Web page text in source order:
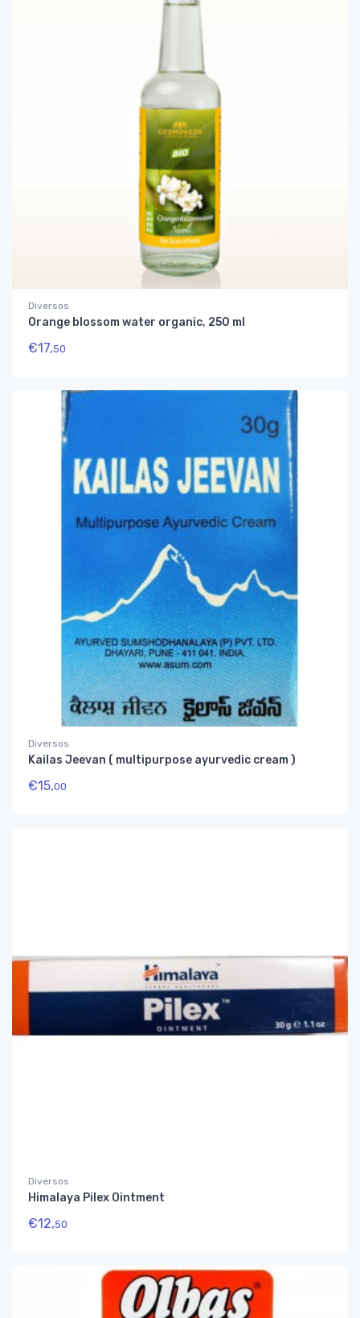
Diversos
Orange blossom water organic, 250 ml
€17,50
Diversos
Kailas Jeevan ( multipurpose ayurvedic cream )
€15,00
Diversos
Himalaya Pilex Ointment
€12,50